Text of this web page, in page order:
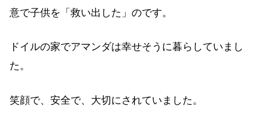
意で子供を「救い出した」のです。
ドイルの家でアマンダは幸せそうに暮らしていまし
た。
笑顔で、安全で、大切にされていました。